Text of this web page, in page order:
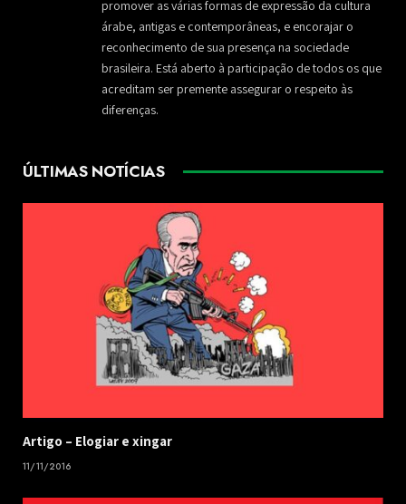
promover as várias formas de expressão da cultura
árabe, antigas e contemporâneas, e encorajar o
reconhecimento de sua presença na sociedade
brasileira. Está aberto à participação de todos os que
acreditam ser premente assegurar o respeito às
diferenças.
ÚLTIMAS NOTÍCIAS
​Artigo – ​Elogiar e xingar
11/11/2016